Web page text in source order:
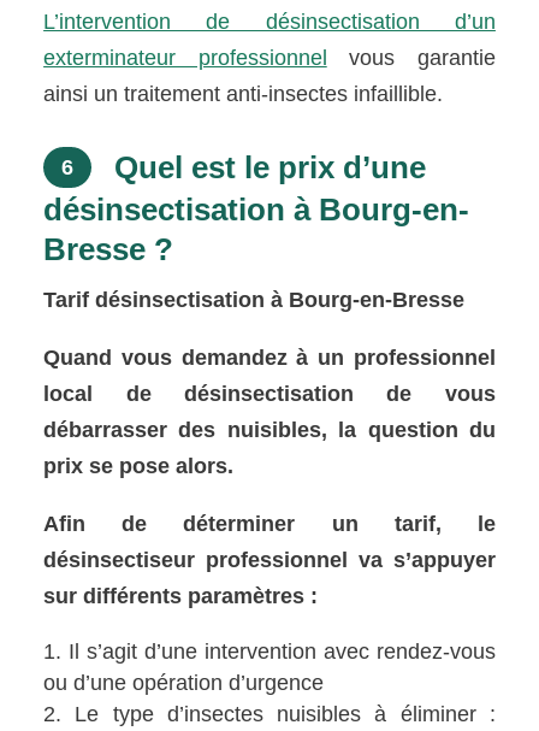
L’intervention de désinsectisation d’un
exterminateur professionnel vous garantie
ainsi un traitement anti-insectes infaillible.
6
Quel est le prix d’une
désinsectisation à Bourg-en-
Bresse ?
Tarif désinsectisation à Bourg-en-Bresse
Quand vous demandez à un professionnel
local de désinsectisation de vous
débarrasser des nuisibles, la question du
prix se pose alors.
Afin de déterminer un tarif, le
désinsectiseur professionnel va s’appuyer
sur différents paramètres :
Il s’agit d’une intervention avec rendez-vous
ou d’une opération d’urgence
Le type d’insectes nuisibles à éliminer :